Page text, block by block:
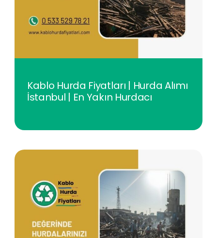
Kablo Hurda Fiyatları | Hurda Alımı
İstanbul | En Yakın Hurdacı